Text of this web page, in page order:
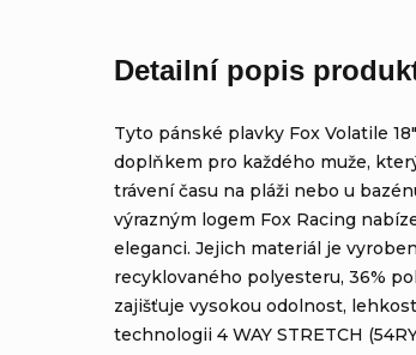
Detailní popis
Tyto pánské plavky Fox Volatile
doplňkem pro každého muže,
trávení času na pláži nebo u
výrazným logem Fox Racing
eleganci. Jejich materiál je
recyklovaného polyesteru, 36%
zajišťuje vysokou odolnost,
technologii 4 WAY STRETCH